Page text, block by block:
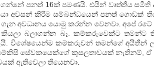
පනත් 16ක් පමණයි. එයින් වෘත්තීය සමිති
අවසන් කිරීම සම්බන්ධයෙන් පනත්
ගැන අවධානය යොමු කරන්න වෙනවා. අපේ
බලාගන්න බෑ. කම්කරුවෙක්ට තමන්ට
විශේෂයෙන්ම කම්කරුවන් තමන්ගේ අයිතීන්
සේවකයෙක්ගේ කුසලතාවයක් නැතිනම්,
ඇතිවෙලා තියෙනවා.